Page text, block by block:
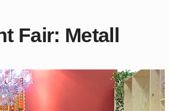
Fair: Metall